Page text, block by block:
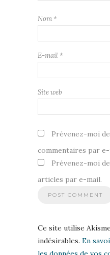
Nom *
E-mail *
Site web
Prévenez-moi
commentaires par e-
Prévenez-moi
articles par e-mail.
Ce site utilise
indésirables. En